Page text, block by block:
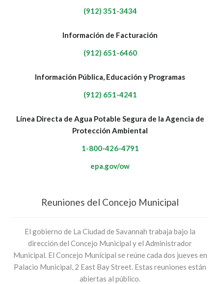
(912) 351-3434
Información de Facturación
(912) 651-6460
Información Pública, Educación y Programas
(912) 651-4241
Línea Directa de Agua Potable Segura de la Agencia de
Protección Ambiental
1-800-426-4791
epa.gov/ow
Reuniones del Concejo Municipal
El gobierno de La Ciudad de Savannah trabaja bajo la
dirección del Concejo Municipal y el Administrador
Municipal. El Concejo Municipal se reúne cada dos jueves en
Palacio Municipal, 2 East Bay Street. Estas reuniones están
abiertas al público.